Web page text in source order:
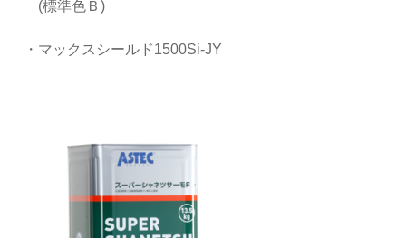
(標準色Ｂ)
・マックスシールド1500Si-JY